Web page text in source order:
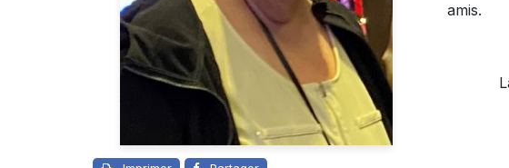
amis.